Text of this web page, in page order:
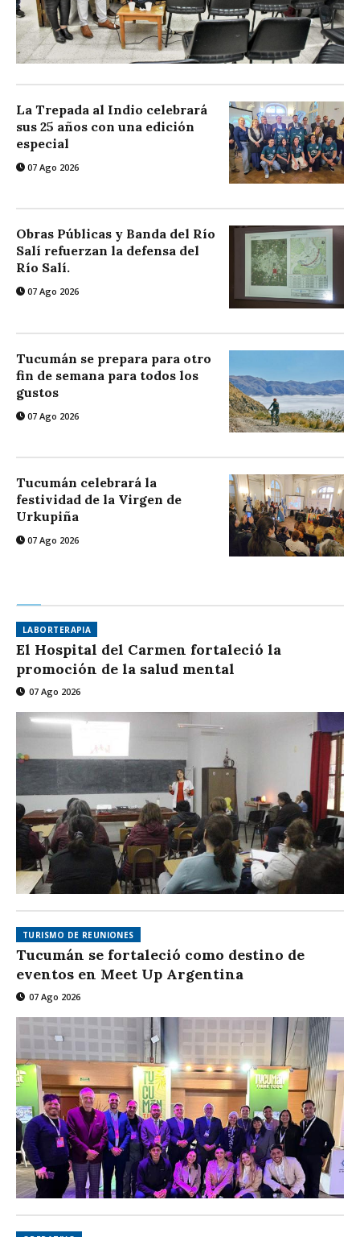
La Trepada al Indio celebrará
sus 25 años con una edición
especial
07 Ago 2026
Obras Públicas y Banda del Río
Salí refuerzan la defensa del
Río Salí.
07 Ago 2026
Tucumán se prepara para otro
fin de semana para todos los
gustos
07 Ago 2026
Tucumán celebrará la
festividad de la Virgen de
Urkupiña
07 Ago 2026
LABORTERAPIA
El Hospital del Carmen fortaleció la
promoción de la salud mental
07 Ago 2026
TURISMO DE REUNIONES
Tucumán se fortaleció como destino de
eventos en Meet Up Argentina
07 Ago 2026